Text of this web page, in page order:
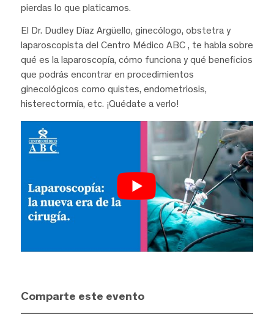
pierdas lo que platicamos.
El Dr. Dudley Díaz Argüello, ginecólogo, obstetra y
laparoscopista del Centro Médico ABC , te habla sobre
qué es la laparoscopía, cómo funciona y qué beneficios
que podrás encontrar en procedimientos
ginecológicos como quistes, endometriosis,
histerectormía, etc. ¡Quédate a verlo!
Comparte este evento